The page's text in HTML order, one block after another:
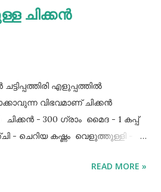
ചിക്കൻ
എളുപ്പത്തിൽ
വിഭവമാണ് ചിക്കൻ
ചിക്കൻ - 300 ഗ്രാം മൈദ - 1 കപ്പ്‌
- ചെറിയ കഷ്ണം വെളുത്തുള്ളി - 5
കുരുമുളകുപൊടിയുംREAD MORE »